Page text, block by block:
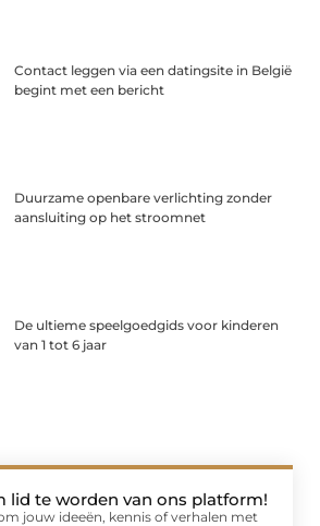
Contact leggen via een datingsite in België
begint met een bericht
Duurzame openbare verlichting zonder
aansluiting op het stroomnet
De ultieme speelgoedgids voor kinderen
van 1 tot 6 jaar
lid te worden van ons platform!
jouw ideeën, kennis of verhalen met